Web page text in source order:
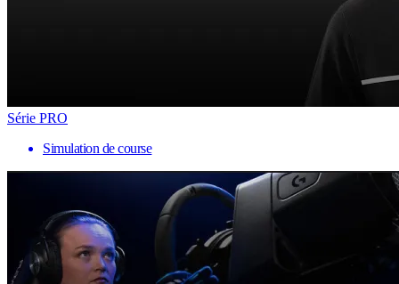
Série PRO
Simulation de course